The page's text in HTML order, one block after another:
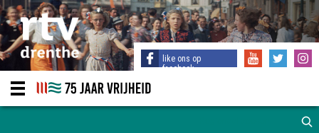
like ons op
facebook